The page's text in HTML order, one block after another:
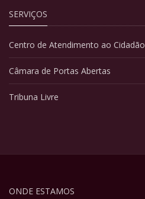
SERVIÇOS
Centro de Atendimento ao Cidadão
Câmara de Portas Abertas
Tribuna Livre
ONDE ESTAMOS